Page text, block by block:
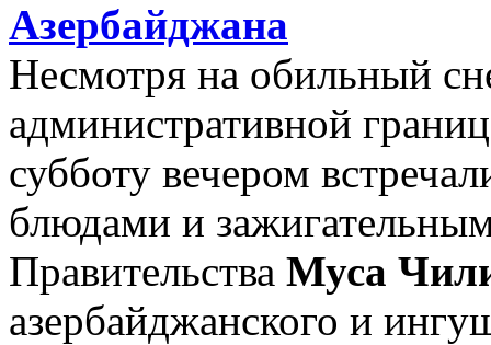
Азербайджана
Несмотря на обильный
административной
субботу вечером
блюдами и
Правительства Муса
азербайджанского и